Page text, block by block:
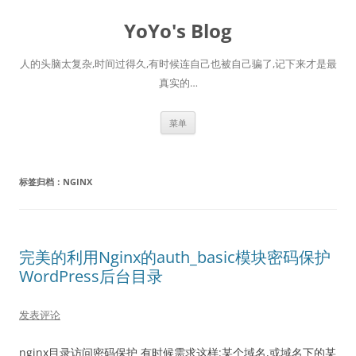
YoYo's Blog
人的头脑太复杂,时间过得久,有时候连自己也被自己骗了,记下来才是最
真实的…
菜单
标签归档： NGINX
完美的利用Nginx的auth_basic模块密码保护
WordPress后台目录
发表评论
nginx目录访问密码保护 有时候需求这样:某个域名,或域名下的某